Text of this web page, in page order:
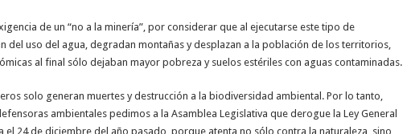
de un “no a la minería”, por considerar que al ejecutarse este tipo de
del uso del agua, degradan montañas y desplazan a la población de los territorios,
al final sólo dejaban mayor pobreza y suelos estériles con aguas contaminadas.
solo generan muertes y destrucción a la biodiversidad ambiental. Por lo tanto,
ambientales pedimos a la Asamblea Legislativa que derogue la Ley General
el 24 de diciembre del año pasado, porque atenta no sólo contra la naturaleza, sino